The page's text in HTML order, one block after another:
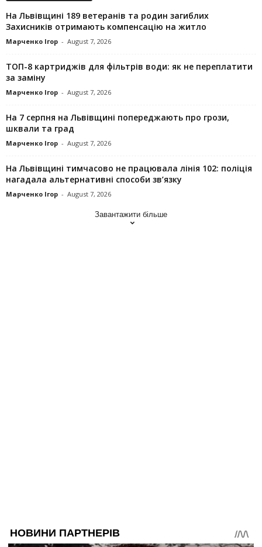
На Львівщині 189 ветеранів та родин загиблих
Захисників отримають компенсацію на житло
Марченко Ігор - August 7, 2026
ТОП-8 картриджів для фільтрів води: як не переплатити
за заміну
Марченко Ігор - August 7, 2026
На 7 серпня на Львівщині попереджають про грози,
шквали та град
Марченко Ігор - August 7, 2026
На Львівщині тимчасово не працювала лінія 102: поліція
нагадала альтернативні способи зв’язку
Марченко Ігор - August 7, 2026
Завантажити більше